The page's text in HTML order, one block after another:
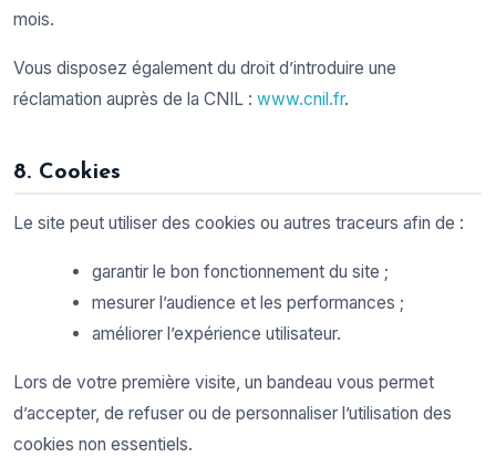
mois.
Vous disposez également du droit d’introduire une
réclamation auprès de la CNIL : www.cnil.fr.
8. Cookies
Le site peut utiliser des cookies ou autres traceurs afin de :
garantir le bon fonctionnement du site ;
mesurer l’audience et les performances ;
améliorer l’expérience utilisateur.
Lors de votre première visite, un bandeau vous permet
d’accepter, de refuser ou de personnaliser l’utilisation des
cookies non essentiels.